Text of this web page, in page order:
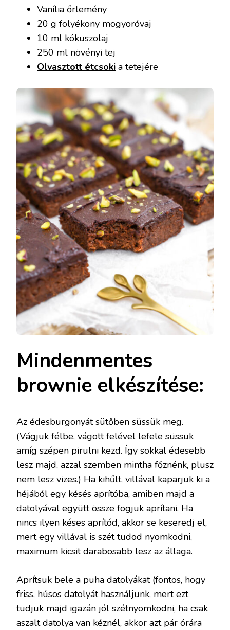
Vanília őrlemény
20 g folyékony mogyoróvaj
10 ml kókuszolaj
250 ml növényi tej
Olvasztott étcsoki a tetejére
Mindenmentes
brownie elkészítése:
Az édesburgonyát sütőben süssük meg.
(Vágjuk félbe, vágott felével lefele süssük
amíg szépen pirulni kezd. Így sokkal édesebb
lesz majd, azzal szemben mintha főznénk, plusz
nem lesz vizes.) Ha kihűlt, villával kaparjuk ki a
héjából egy késés aprítóba, amiben majd a
datolyával együtt össze fogjuk aprítani. Ha
nincs ilyen késes aprítód, akkor se keseredj el,
mert egy villával is szét tudod nyomkodni,
maximum kicsit darabosabb lesz az állaga.
Aprítsuk bele a puha datolyákat (fontos, hogy
friss, húsos datolyát használjunk, mert ezt
tudjuk majd igazán jól szétnyomkodni, ha csak
aszalt datolya van kéznél, akkor azt pár órára